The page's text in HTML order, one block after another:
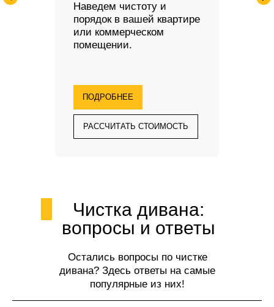
Наведем чистоту и
порядок в вашей квартире
или коммерческом
помещении.
ПОДРОБНЕЕ
РАССЧИТАТЬ СТОИМОСТЬ
Чистка дивана:
вопросы и ответы
Остались вопросы по чистке
дивана? Здесь ответы на самые
популярные из них!